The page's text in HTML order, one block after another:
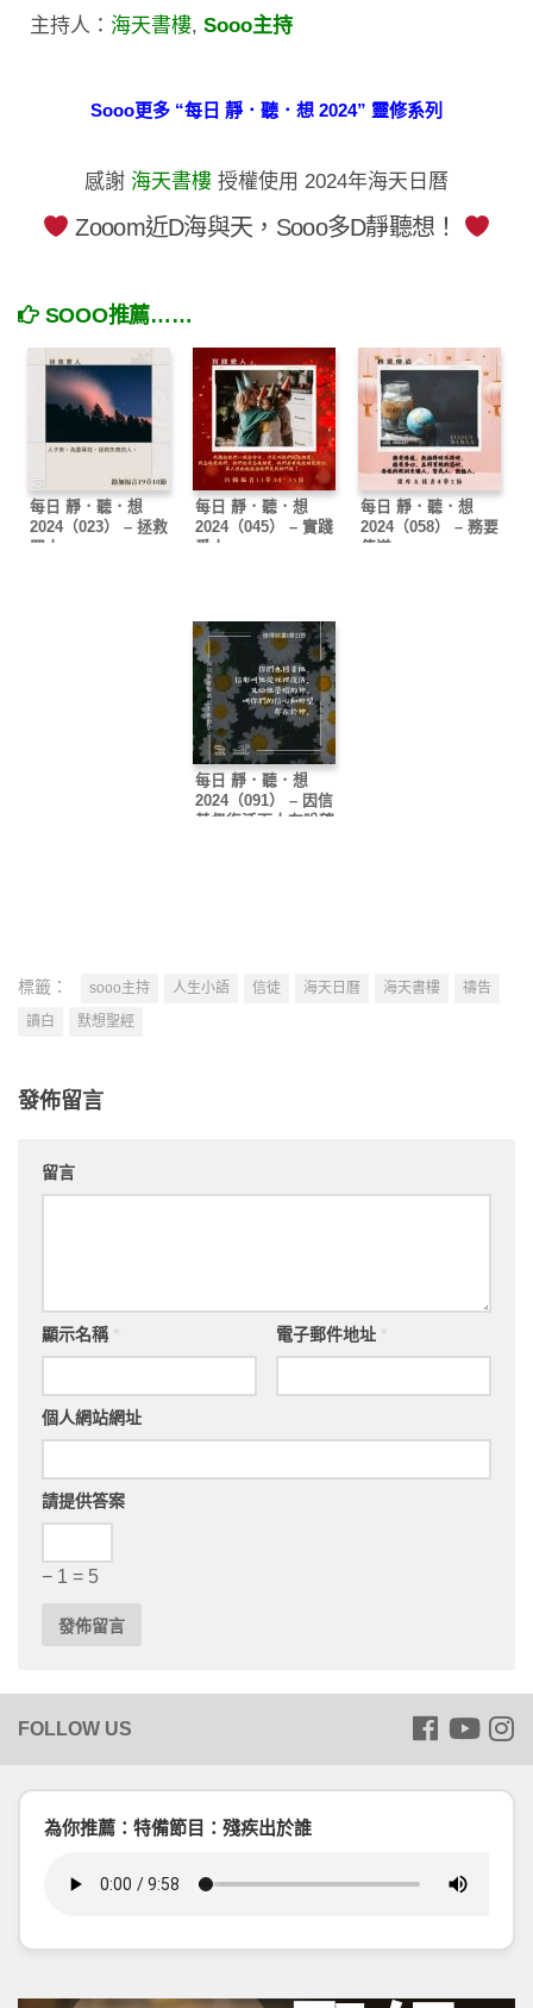
主持人： 海天書樓, Sooo主持
Sooo更多 “每日 靜．聽．想 2024” 靈修系列
感謝 海天書樓 授權使用 2024年海天日曆
Zooom近D海與天，Sooo多D靜聽想！
SOOO推薦……
每日 靜．聽．想
2024（023） – 拯救
罪人
每日 靜．聽．想
2024（045） – 實踐
愛人
每日 靜．聽．想
2024（058） – 務要
傳道
每日 靜．聽．想
2024（091） – 因信
基督復活而大有盼望
標籤： sooo主持 人生小語 信徒 海天日曆 海天書樓
禱告
讀白
默想聖經
發佈留言
留言
顯示名稱 電子郵件地址
個人網站網址
請提供答案
− 1 = 5
為你推薦：特備節目：殘疾出於誰